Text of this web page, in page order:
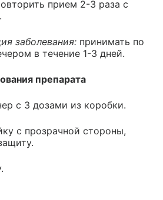
прием 2-3 раза с
заболевания: принимать по
в течение 1-3 дней.
препарата
с 3 дозами из коробки.
с прозрачной стороны,